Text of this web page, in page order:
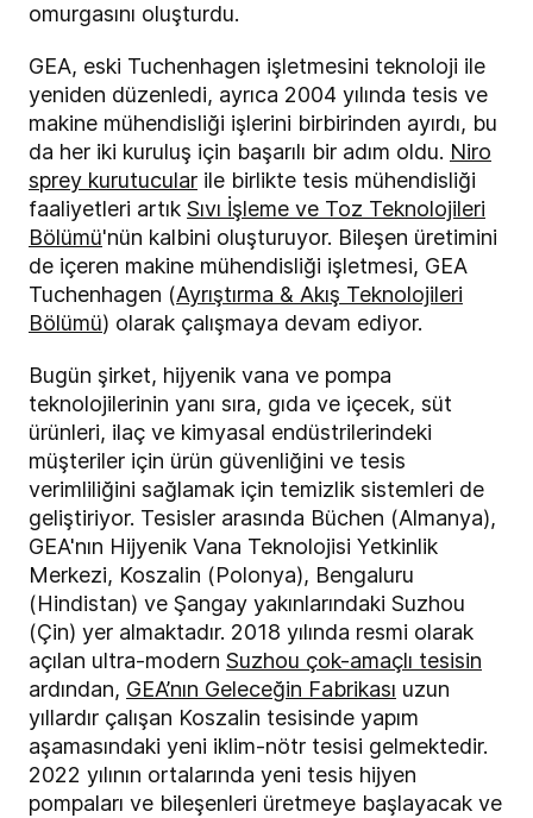
omurgasını oluşturdu.
GEA, eski Tuchenhagen işletmesini teknoloji ile
yeniden düzenledi, ayrıca 2004 yılında tesis ve
makine mühendisliği işlerini birbirinden ayırdı, bu
da her iki kuruluş için başarılı bir adım oldu. Niro
sprey kurutucular ile birlikte tesis mühendisliği
faaliyetleri artık Sıvı İşleme ve Toz Teknolojileri
Bölümü'nün kalbini oluşturuyor. Bileşen üretimini
de içeren makine mühendisliği işletmesi, GEA
Tuchenhagen (Ayrıştırma & Akış Teknolojileri
Bölümü) olarak çalışmaya devam ediyor.
Bugün şirket, hijyenik vana ve pompa
teknolojilerinin yanı sıra, gıda ve içecek, süt
ürünleri, ilaç ve kimyasal endüstrilerindeki
müşteriler için ürün güvenliğini ve tesis
verimliliğini sağlamak için temizlik sistemleri de
geliştiriyor. Tesisler arasında Büchen (Almanya),
GEA'nın Hijyenik Vana Teknolojisi Yetkinlik
Merkezi, Koszalin (Polonya), Bengaluru
(Hindistan) ve Şangay yakınlarındaki Suzhou
(Çin) yer almaktadır. 2018 yılında resmi olarak
açılan ultra-modern Suzhou çok-amaçlı tesisin
ardından, GEA’nın Geleceğin Fabrikası uzun
yıllardır çalışan Koszalin tesisinde yapım
aşamasındaki yeni iklim-nötr tesisi gelmektedir.
2022 yılının ortalarında yeni tesis hijyen
pompaları ve bileşenleri üretmeye başlayacak ve